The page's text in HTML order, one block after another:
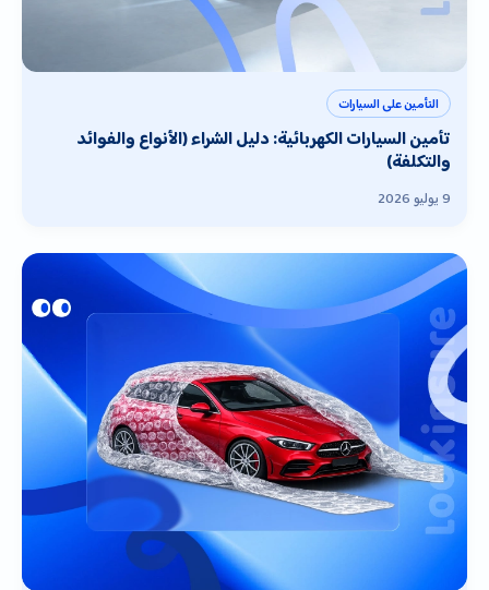
التأمين على السيارات
تأمين السيارات الكهربائية: دليل الشراء (الأنواع والفوائد
والتكلفة)
9 يوليو 2026